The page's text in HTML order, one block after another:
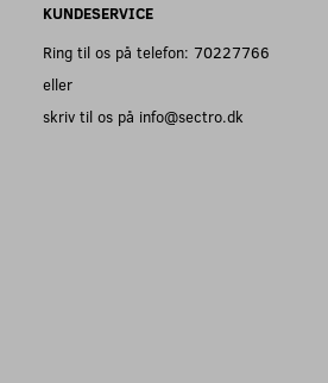
KUNDESERVICE
Ring til os på telefon: 70227766
eller
skriv til os på info@sectro.dk